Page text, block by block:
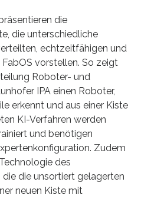
die
die unterschiedliche
echtzeitfähigen und
vorstellen. So zeigt
Roboter- und
IPA einen Roboter,
erkennt und aus einer Kiste
KI-Verfahren werden
und benötigen
Zudem
des
die unsortiert gelagerten
neuen Kiste mit